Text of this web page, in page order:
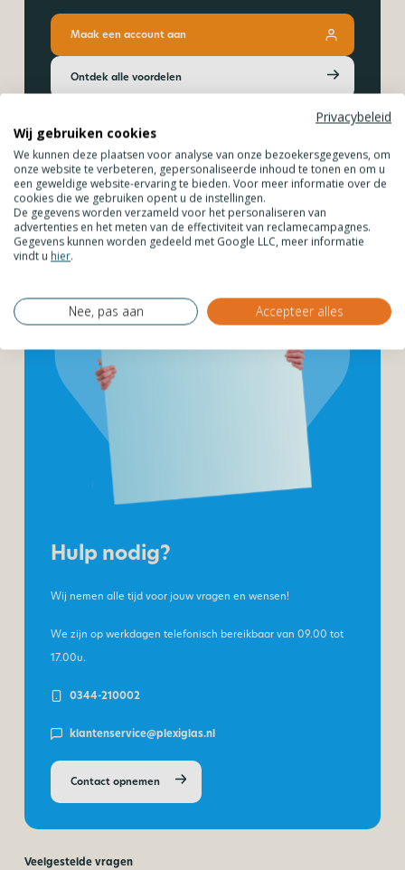
Maak een account aan
Ontdek alle voordelen
Hulp nodig?
Wij nemen alle tijd voor jouw vragen en wensen!
We zijn op werkdagen telefonisch bereikbaar van09.00 tot
17.00u.
0344-210002
klantenservice@plexiglas.nl
Contact opnemen
Veelgestelde vragen
Privacybeleid
Wij gebruiken cookies
We kunnen deze plaatsen voor analyse van onze bezoekersgegevens, om
onze website te verbeteren, gepersonaliseerde inhoud te tonen en om u
een geweldige website-ervaring te bieden. Voor meer informatie over de
cookies die we gebruiken opent u de instellingen.
De gegevens worden verzameld voor het personaliseren van
advertenties en het meten van de effectiviteit van reclamecampagnes.
Gegevens kunnen worden gedeeld met Google LLC, meer informatie
vindt u hier.
Nee, pas aan Accepteer alles